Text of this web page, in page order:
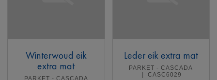
Winterwoud eik
extra mat
PARKET - CASCADA
Leder eik extra mat
PARKET - CASCADA
CASC6029